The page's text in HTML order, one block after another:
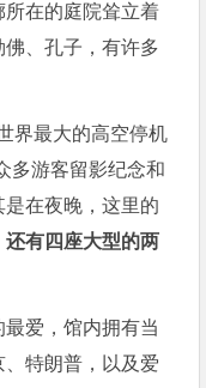
在的庭院耸立着
、孔子，有许多
世界最大的高空停机
多游客留影纪念和
在夜晚，这里的
有四座大型的两
爱，馆内拥有当
特朗普，以及爱